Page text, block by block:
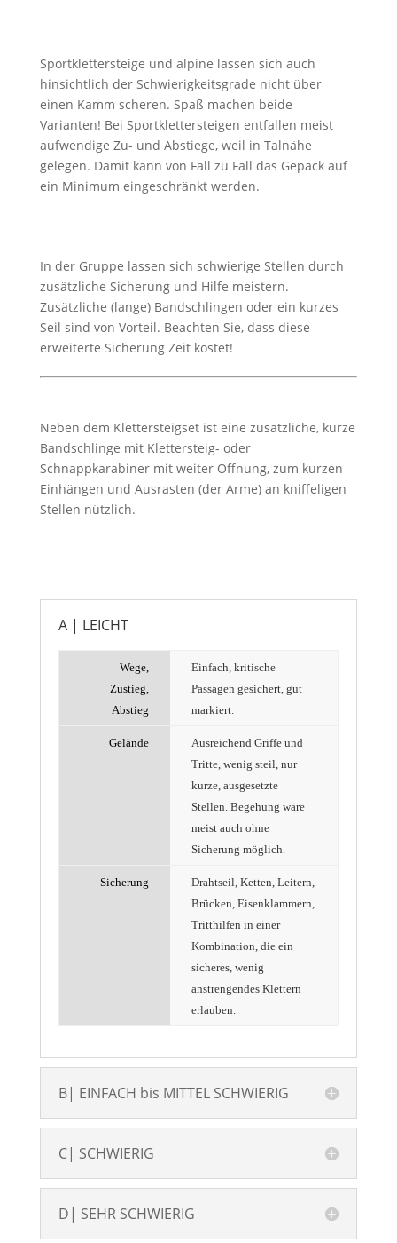
Sportklettersteige und alpine lassen sich auch
hinsichtlich der Schwierigkeitsgrade nicht über
einen Kamm scheren. Spaß machen beide
Varianten! Bei Sportklettersteigen entfallen meist
aufwendige Zu- und Abstiege, weil in Talnähe
gelegen. Damit kann von Fall zu Fall das Gepäck auf
ein Minimum eingeschränkt werden.
In der Gruppe lassen sich schwierige Stellen durch
zusätzliche Sicherung und Hilfe meistern.
Zusätzliche (lange) Bandschlingen oder ein kurzes
Seil sind von Vorteil. Beachten Sie, dass diese
erweiterte Sicherung Zeit kostet!
Neben dem Klettersteigset ist eine zusätzliche, kurze
Bandschlinge mit Klettersteig- oder
Schnappkarabiner mit weiter Öffnung, zum kurzen
Einhängen und Ausrasten (der Arme) an kniffeligen
Stellen nützlich.
A | LEICHT
Wege,
Zustieg,
Abstieg
Einfach, kritische
Passagen gesichert, gut
markiert.
Gelände
Ausreichend Griffe und
Tritte, wenig steil, nur
kurze, ausgesetzte
Stellen. Begehung wäre
meist auch ohne
Sicherung möglich.
Sicherung
Drahtseil, Ketten, Leitern,
Brücken, Eisenklammern,
Tritthilfen in einer
Kombination, die ein
sicheres, wenig
anstrengendes Klettern
erlauben.
B| EINFACH bis MITTEL SCHWIERIG
C| SCHWIERIG
D| SEHR SCHWIERIG